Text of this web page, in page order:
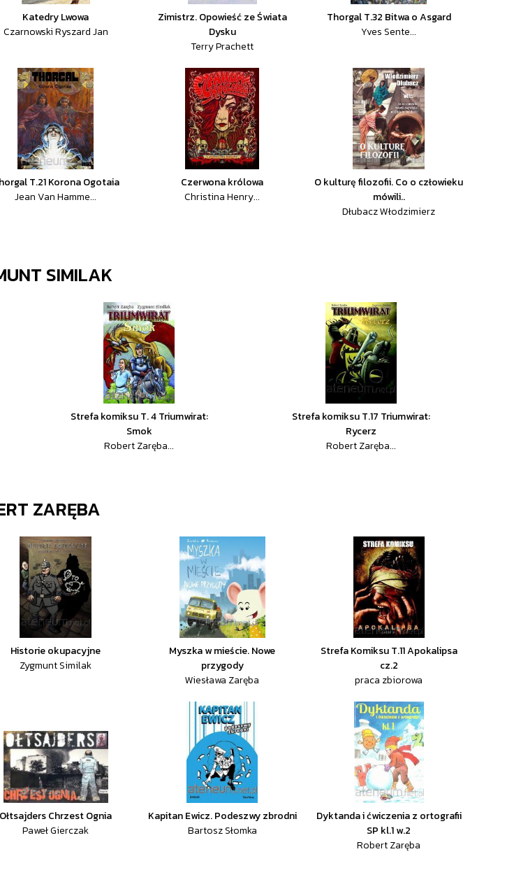
Katedry Lwowa
Czarnowski Ryszard Jan
Zimistrz. Opowieść ze Świata
Dysku
Terry Prachett
Thorgal T.32 Bitwa o Asgard
Yves Sente...
T.21 Korona Ogotaia
Jean Van Hamme...
Czerwona królowa
Christina Henry...
O kulturę filozofii. Co o człowieku
mówili..
Dłubacz Włodzimierz
SIMILAK
Strefa komiksu T. 4 Triumwirat:
Smok
Robert Zaręba...
Strefa komiksu T.17 Triumwirat:
Rycerz
Robert Zaręba...
ZARĘBA
Historie okupacyjne
Zygmunt Similak
Myszka w mieście. Nowe
przygody
Wiesława Zaręba
Strefa Komiksu T.11 Apokalipsa
cz.2
praca zbiorowa
Ołtsajders Chrzest Ognia
Paweł Gierczak
Kapitan Ewicz. Podeszwy zbrodni
Bartosz Słomka
Dyktanda i ćwiczenia z ortografii
SP kl.1 w.2
Robert Zaręba